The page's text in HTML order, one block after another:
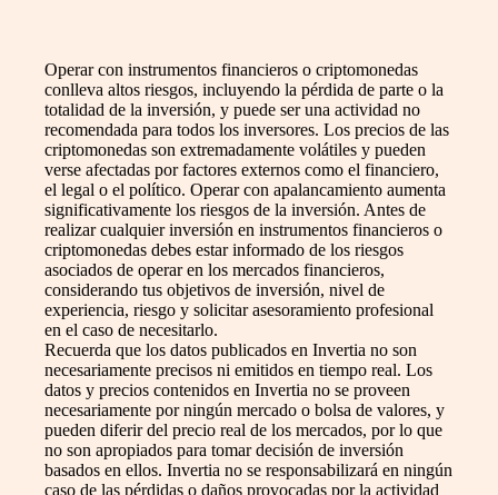
Operar con instrumentos financieros o criptomonedas
conlleva altos riesgos, incluyendo la pérdida de parte o la
totalidad de la inversión, y puede ser una actividad no
recomendada para todos los inversores. Los precios de las
criptomonedas son extremadamente volátiles y pueden
verse afectadas por factores externos como el financiero,
el legal o el político. Operar con apalancamiento aumenta
significativamente los riesgos de la inversión. Antes de
realizar cualquier inversión en instrumentos financieros o
criptomonedas debes estar informado de los riesgos
asociados de operar en los mercados financieros,
considerando tus objetivos de inversión, nivel de
experiencia, riesgo y solicitar asesoramiento profesional
en el caso de necesitarlo.
Recuerda que los datos publicados en Invertia no son
necesariamente precisos ni emitidos en tiempo real. Los
datos y precios contenidos en Invertia no se proveen
necesariamente por ningún mercado o bolsa de valores, y
pueden diferir del precio real de los mercados, por lo que
no son apropiados para tomar decisión de inversión
basados en ellos. Invertia no se responsabilizará en ningún
caso de las pérdidas o daños provocadas por la actividad